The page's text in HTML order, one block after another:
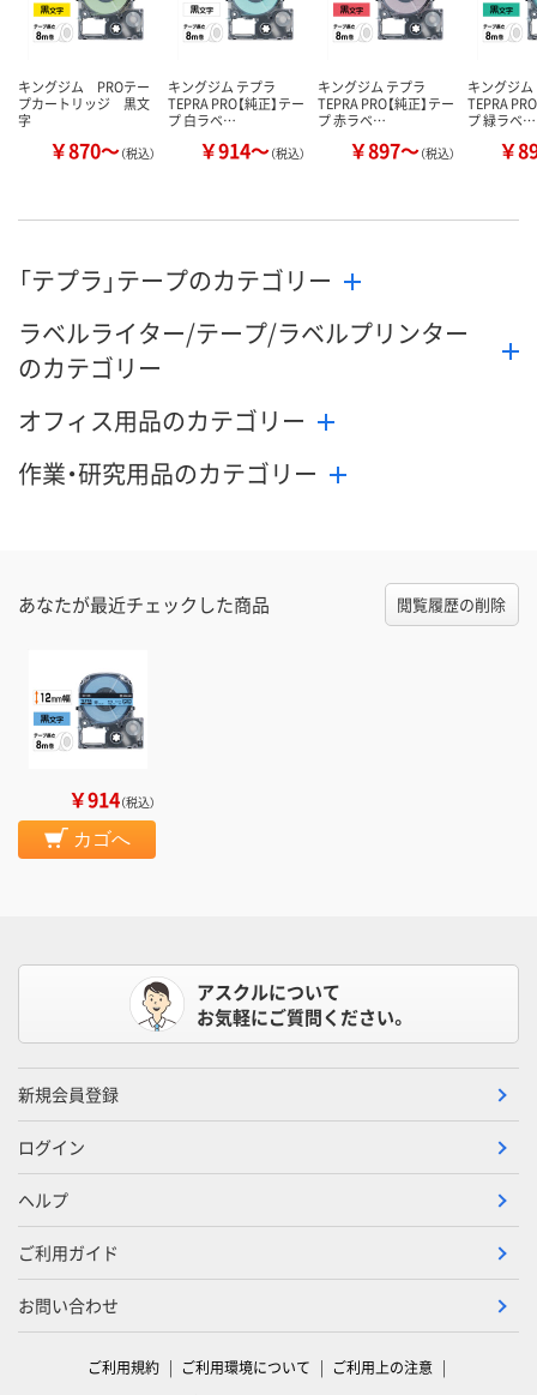
カゴへ カゴへ カ
キングジム PROテー
プカートリッジ 黒文
字
￥870～（税込）
キングジム テプラ
TEPRA PRO【純正】テー
プ 白ラベ…
￥914～（税込）
キングジム テプラ
TEPRA PRO【純正】テー
プ 赤ラベ…
￥897～（税込）
キングジム
TEPRA
プ 緑ラベ…
￥
「テプラ」テープのカテゴリー
ラベルライター/テープ/ラベルプリンター
のカテゴリー
オフィス用品のカテゴリー
作業・研究用品のカテゴリー
あなたが最近チェックした商品 閲覧履歴の削除
￥914（税込）
カゴへ
アスクルについて
お気軽にご質問ください。
新規会員登録
ログイン
ヘルプ
ご利用ガイド
お問い合わせ
ご利用規約 ご利用環境について
ご利用上の注意